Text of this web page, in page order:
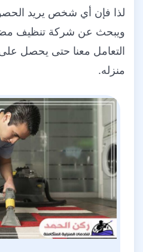
لذا فإن أي شخص يريد
ويبحث عن شركة تنظيف
التعامل معنا حتى يحصل
منزله.